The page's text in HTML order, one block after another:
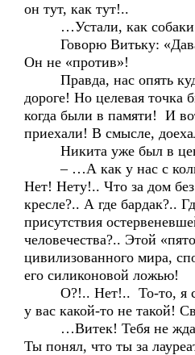
он тут, как тут!..
…Устали, как собаки!
Говорю Витьку:
Он не «против»!
Правда, нас опять
дороге! Но целевая точка
когда были в памяти! И
приехали! В смысле,
Никита уже был в
– …А как у нас с
Нет! Нету!.. Что за дом без
кресле?.. А где бардак?..
присутствия
человечества?.. Этой
цивилизованного мира,
его силиконовой ложью!
О?!.. Нет!.. То-то, я
у вас какой-то не такой!
…Витек! Тебя не
Ты понял, что ты за